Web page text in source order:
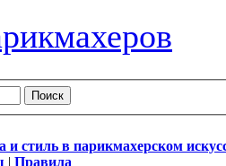
и стиль в парикмахерском
| Правила